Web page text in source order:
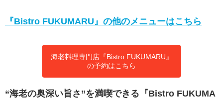
『Bistro FUKUMARU』の他のメニューはこちら
海老料理専門店『Bistro FUKUMARU』
の予約はこちら
“海老の奥深い旨さ”を満喫できる『Bistro FUKUMA